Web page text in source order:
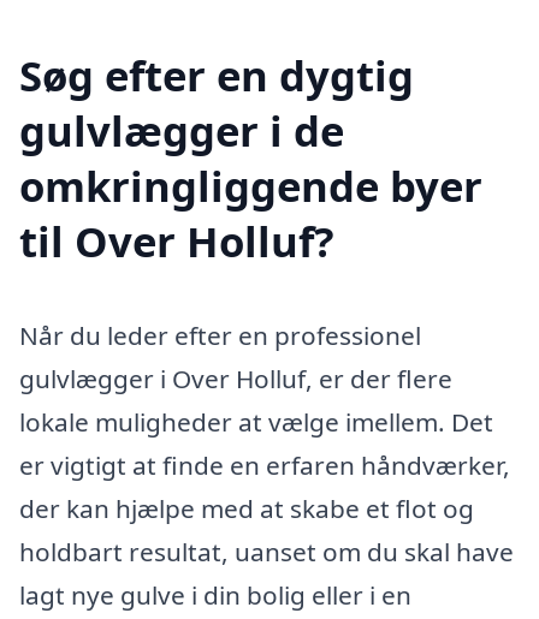
Søg efter en dygtig
gulvlægger i de
omkringliggende byer
til Over Holluf?
Når du leder efter en professionel
gulvlægger i Over Holluf, er der flere
lokale muligheder at vælge imellem. Det
er vigtigt at finde en erfaren håndværker,
der kan hjælpe med at skabe et flot og
holdbart resultat, uanset om du skal have
lagt nye gulve i din bolig eller i en